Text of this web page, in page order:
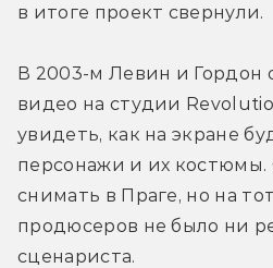
в итоге проект свернули.
В 2003-м Левин и Гордон
видео на студии
увидеть, как на экране
персонажи и их
снимать в Праге, но на
продюсеров не было ни
сценариста.